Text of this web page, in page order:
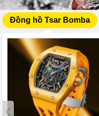
Đồng hồ Tsar Bomba